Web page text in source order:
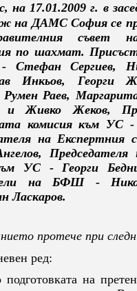
на 17.01.2009 г. в
на ДАМС София се
съвет
по шахмат.
Сергиев,
Инкьов, Георги
Румен Раев,
и Живко Жеков,
комисия към УС -
на
УС - Георги
на БФШ -
Ласкаров.
протече при
ред:
подготовката на